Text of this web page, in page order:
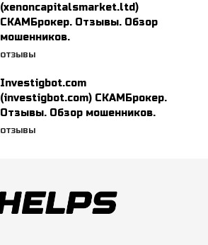
(xenoncapitalsmarket.ltd)
СКАМБрокер. Отзывы. Обзор
мошенников.
ОТЗЫВЫ
Investigbot.com
(investigbot.com) СКАМБрокер.
Отзывы. Обзор мошенников.
ОТЗЫВЫ